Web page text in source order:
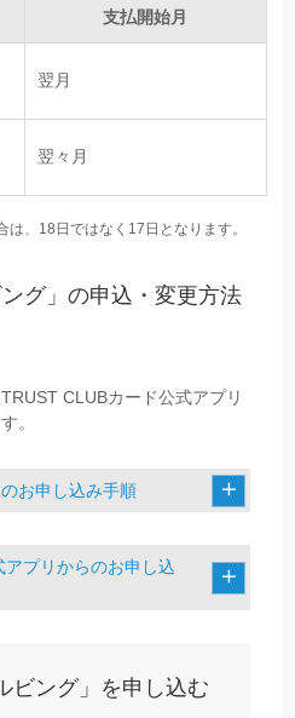
支払開始月
翌月
翌々月
、18日ではなく17日となります。
ング」の申込・変更方法
CLUBカード公式アプリ
。
お申し込み手順
プリからのお申し込
ビング」を申し込む